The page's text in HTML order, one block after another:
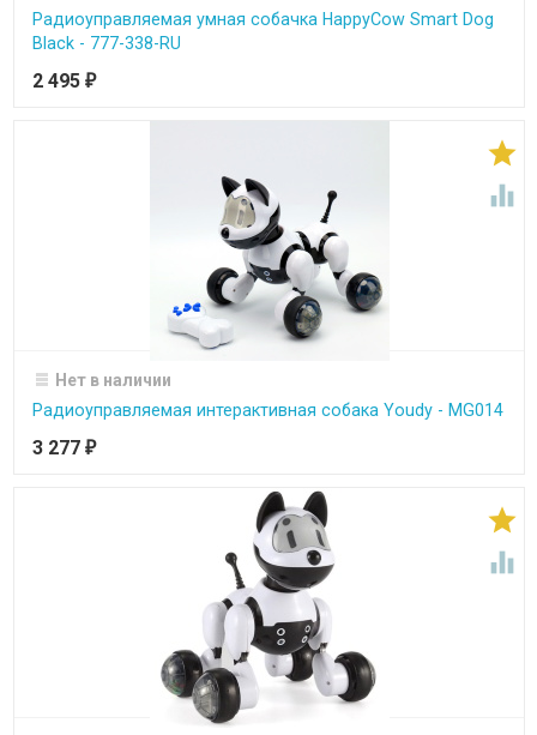
Радиоуправляемая умная собачка HappyCow Smart Dog
Black - 777-338-RU
2 495 ₽


Нет в наличии
Радиоуправляемая интерактивная собака Youdy - MG014
3 277 ₽

